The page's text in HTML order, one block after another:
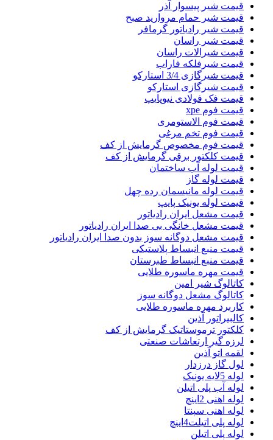
قیمت شیر پیسوار آذر
قیمت شیر حمام مروارید صبح
قیمت شیر رادیاتور گرمافر
قیمت شیر راسان
قیمت شیرالات راسان
قیمت شیرفلکه فاراب
قیمت شیرگازی 3/4 استارکو
قیمت شیرگازی استارکو
قیمت فک فولادی نیوپایپ
قیمت فوم xpe
قیمت فوم الاستومری
قیمت فوم تخم مرغی
قیمت فوم مخصوص گرمایش از کف
قیمت کلکتور برقی گرمایش از کف
قیمت لوله آب ساختمان
قیمت لوله گاز
قیمت لوله مانیسمان رده چهل
قیمت لوله یونیک پایپ
قیمت مشعل ایران رادیاتور
قیمت مشعل خانگی بی صدا ایران رادیاتور
قیمت مشعل دوگانه سوز بدون صدا ایران رادیاتور
قیمت منبع انبساط پلاستیکی
قیمت منبع انبساط طبرستان
قیمت مهره ماسوره طلایی
کاتالوگ شیر امین
کاتالوگ مشعل دوگانه سوز
کاربرد مهره ماسوره طلایی
کالبیراتور آذین
کلکتور ترموستاتیک گرمایش از کف
لرزه گیر ارتعاشات صنعتی
لقمه اتو آذین
لول گاز درزدار
لوله 5لایه یونیک
لوله آب پلی اتیلن
لوله اهنی 2اینچ
لوله اهنی سپنتا
لوله پلی اتیلت4اینچ
لوله پلی اتیلن